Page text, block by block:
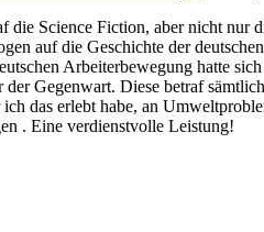
Science Fiction, aber nicht nur
auf die Geschichte der
Arbeiterbewegung hatte
Gegenwart. Diese betraf
das erlebt habe, an
. Eine verdienstvolle Leistung!